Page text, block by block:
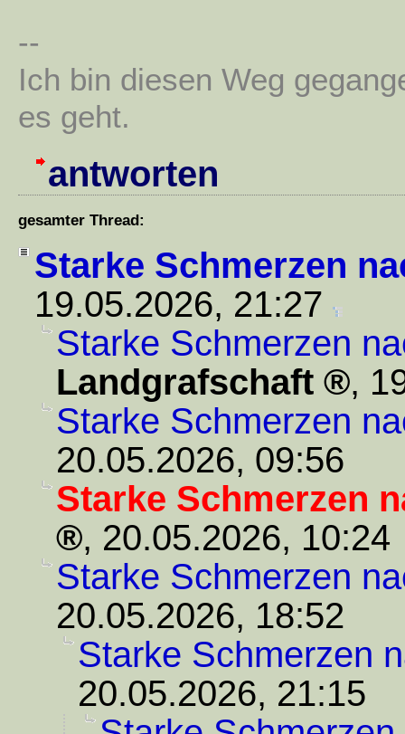
--
Ich bin diesen Weg
es geht.
antworten
gesamter Thread:
Starke Schmerzen
19.05.2026, 21:27
Starke Schmerzen
Landgrafschaft
,
Starke Schmerzen
20.05.2026, 09:56
Starke Schmerzen
, 20.05.2026, 10:24
Starke Schmerzen
20.05.2026, 18:52
Starke Schmerzen
20.05.2026, 21:15